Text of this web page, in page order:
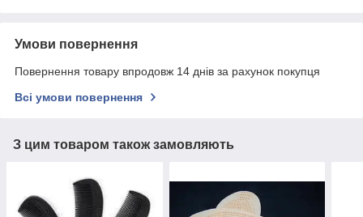
Умови повернення
Повернення товару впродовж 14 днів за рахунок покупця
Всі умови повернення
З цим товаром також замовляють